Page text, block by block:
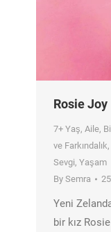
Rosie Joy
7+ Yaş, Aile,
ve Farkındalık,
Sevgi, Yaşam
By Semra
Yeni
bir kız